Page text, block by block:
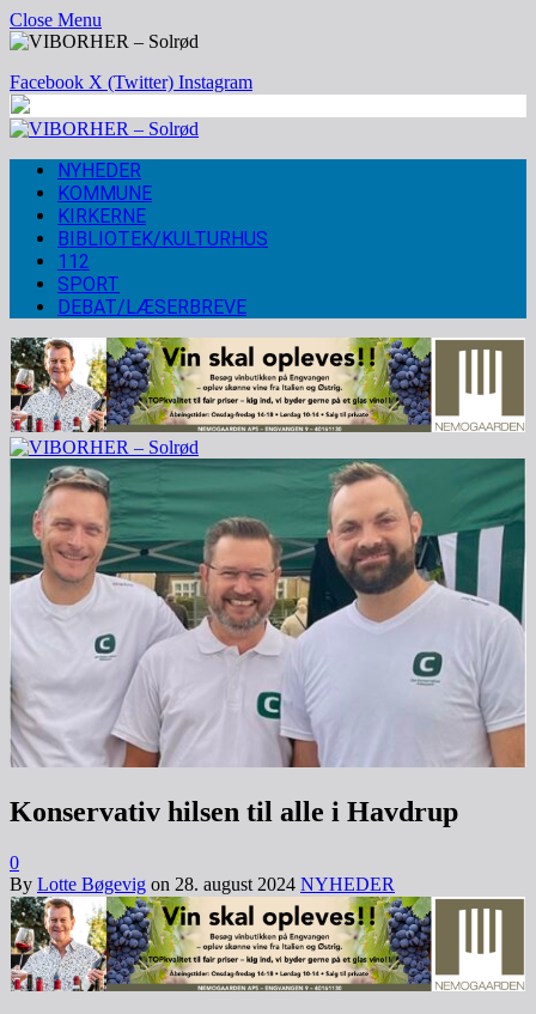
Close Menu
Facebook X (Twitter) Instagram
NYHEDER
KOMMUNE
KIRKERNE
BIBLIOTEK/KULTURHUS
112
SPORT
DEBAT/LÆSERBREVE
Konservativ hilsen til alle i Havdrup
0
By Lotte Bøgevig on 28. august 2024 NYHEDER